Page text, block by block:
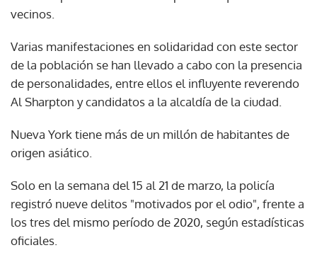
vecinos.
Varias manifestaciones en solidaridad con este sector
de la población se han llevado a cabo con la presencia
de personalidades, entre ellos el influyente reverendo
Al Sharpton y candidatos a la alcaldía de la ciudad.
Nueva York tiene más de un millón de habitantes de
origen asiático.
Solo en la semana del 15 al 21 de marzo, la policía
registró nueve delitos "motivados por el odio", frente a
los tres del mismo período de 2020, según estadísticas
oficiales.